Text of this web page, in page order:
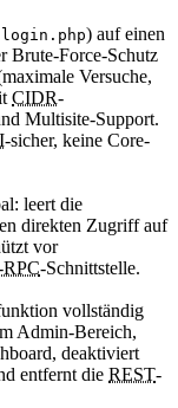
login.php) auf einen
Brute-Force-Schutz
Versuche,
CIDR-
Multisite-Support.
-sicher, keine Core-
leert die
direkten Zugriff auf
vor
-Schnittstelle.
vollständig
Admin-Bereich,
deaktiviert
entfernt die REST-